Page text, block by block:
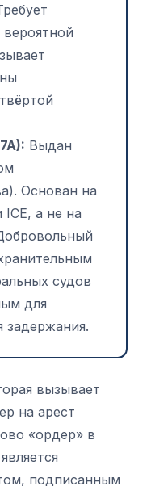
Выдан
Основан на
а не на
судов
для
задержания.
вызывает
на арест
«ордер» в
подписанным